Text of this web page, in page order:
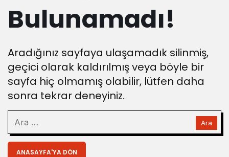
Bulunamadı!
Aradığınız sayfaya ulaşamadık silinmiş,
geçici olarak kaldırılmış veya böyle bir
sayfa hiç olmamış olabilir, lütfen daha
sonra tekrar deneyiniz.
ANASAYFA'YA DÖN